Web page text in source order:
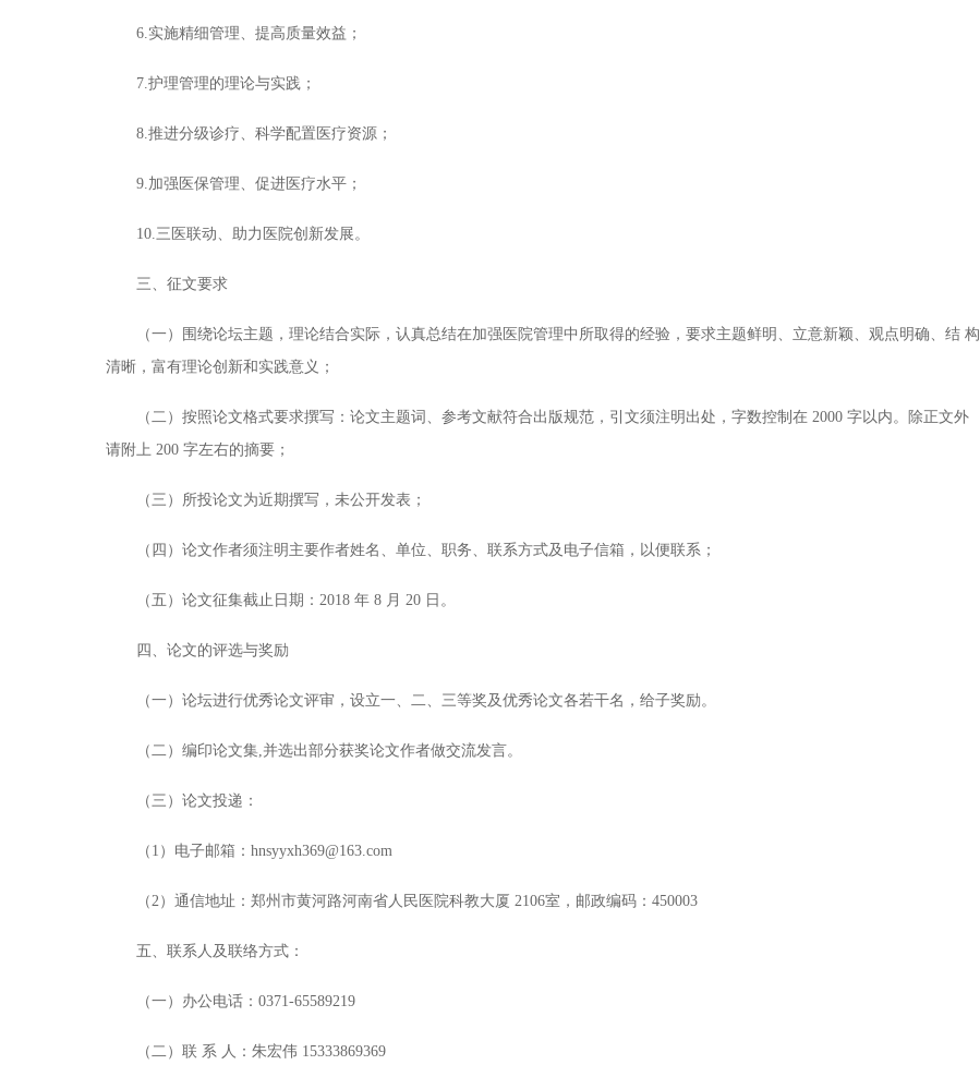
6.实施精细管理、提高质量效益；
7.护理管理的理论与实践；
8.推进分级诊疗、科学配置医疗资源；
9.加强医保管理、促进医疗水平；
10.三医联动、助力医院创新发展。
三、征文要求
（一）围绕论坛主题，理论结合实际，认真总结在加强医院管理中所取得的经验，要求主题鲜明、立意新颖、观点明确、结 构
清晰，富有理论创新和实践意义；
（二）按照论文格式要求撰写：论文主题词、参考文献符合出版规范，引文须注明出处，字数控制在 2000 字以内。除正文外
请附上 200 字左右的摘要；
（三）所投论文为近期撰写，未公开发表；
（四）论文作者须注明主要作者姓名、单位、职务、联系方式及电子信箱，以便联系；
（五）论文征集截止日期：2018 年 8 月 20 日。
四、论文的评选与奖励
（一）论坛进行优秀论文评审，设立一、二、三等奖及优秀论文各若干名，给子奖励。
（二）编印论文集,并选出部分获奖论文作者做交流发言。
（三）论文投递：
（1）电子邮箱：hnsyyxh369@163.com
（2）通信地址：郑州市黄河路河南省人民医院科教大厦 2106室，邮政编码：450003
五、联系人及联络方式：
（一）办公电话：0371-65589219
（二）联 系 人：朱宏伟 15333869369